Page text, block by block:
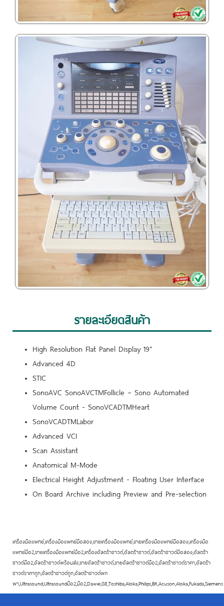
รายละเอียดสินค้า
High Resolution Flat Panel Display 19"
Advanced 4D
STIC
SonoAVC SonoAVCTMFollicle – Sono Automated
Volume Count - SonoVCADTMHeart
SonoVCADTMLabor
Advanced VCI
Scan Assistant
Anatomical M-Mode
Electrical Height Adjustment - Floating User Interface
On Board Archive including Preview and Pre-selection
เครื่องมือแพทย์,เครื่องมือแพทย์มือสอง,ขายเครื่องมือแพทย์,ขายเครื่องมือแพทย์มือสอง,เครื่องมือ
แพทย์มือ2,ขายเครื่องมือแพทย์มือ2,เครื่องอัลตร้าซาวด์,อัลตร้าซาวด์,อัลตร้าซาวด์มือสอง,อัลตร้า
ซาวด์มือ2,อัลตร้าซาวด์พร้อมส่ง,ขายอัลตร้าซาวด์,ขายอัลตร้าซาวด์มือ2,อัลตร้าซาวด์ราคา,อัลตร้า
ซาวด์ราคาถูก,อัลตร้าซาวด์ถูก,อัลตร้าซาวด์พก
พา,Ultrasound,Ultrasoundมือ2,มือ2,Dawei,GE,Toshiba,Aloka,Philips,BK,Acuson,Aloka,Fukada,Siemens